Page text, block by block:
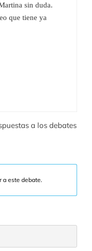
sin duda.
que tiene ya
a los debates
a este debate.